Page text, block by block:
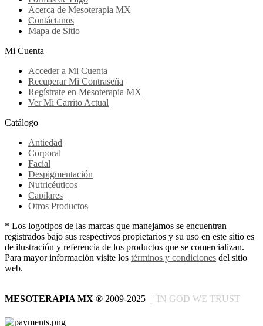
Acerca de Mesoterapia MX
Contáctanos
Mapa de Sitio
Mi Cuenta
Acceder a Mi Cuenta
Recuperar Mi Contraseña
Regístrate en Mesoterapia MX
Ver Mi Carrito Actual
Catálogo
Antiedad
Corporal
Facial
Despigmentación
Nutricéuticos
Capilares
Otros Productos
* Los logotipos de las marcas que manejamos se encuentran
registrados bajo sus respectivos propietarios y su uso en este sitio es
de ilustración y referencia de los productos que se comercializan.
Para mayor información visite los términos y condiciones del sitio
web.
MESOTERAPIA MX ® 2009-2025 | IN GOD WE TRUST